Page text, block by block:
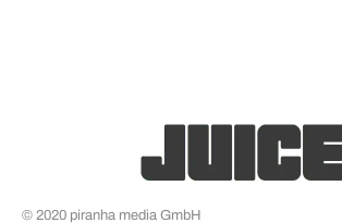
© 2020 piranha media GmbH